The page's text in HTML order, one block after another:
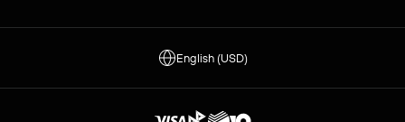
English (USD)